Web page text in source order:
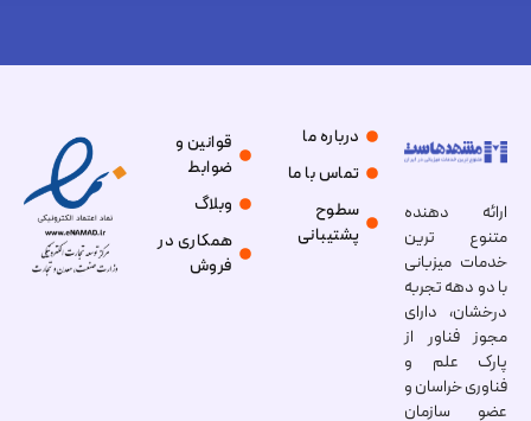
ارائه دهنده
متنوع ترین
خدمات میزبانی
با دو دهه تجربه
درخشان، دارای
مجوز فناور از
پارک علم و
فناوری خراسان و
عضو سازمان
درباره ما
تماس با ما
سطوح
پشتیبانی
قوانین و
ضوابط
وبلاگ
همکاری در
فروش